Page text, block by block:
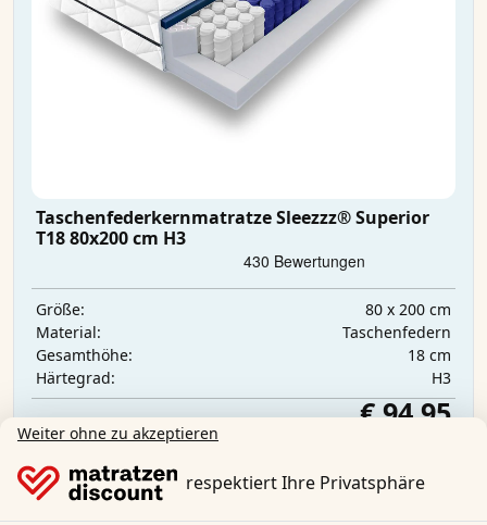
Taschenfederkernmatratze Sleezzz® Superior
T18 80x200 cm H3
Größe:
80 x 200 cm
Material:
Taschenfedern
Gesamthöhe:
18 cm
Härtegrad:
H3
€ 94,95
Kostenloser Versand
Weiter ohne zu akzeptieren
respektiert Ihre Privatsphäre